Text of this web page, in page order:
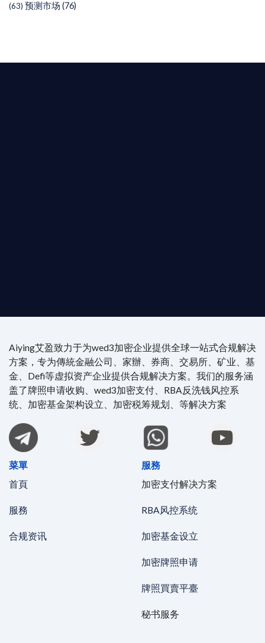
(63) 预测市场 (76)
Aiying艾盈致力于为wed3加密企业提供全球一站式合规解决
方案，专为傳統金融公司、家辦、券商、交易所、矿业、基
金、Defi等虚拟资产企业提供合规解决方案。我们的服务涵
盖了牌照申请收购、wed3加密支付、RBA反洗钱风控系
统、加密基金架构设立、加密税筹规划、等解决方案
菜單
首頁
服務
合规资讯
服務
加密支付解决方案
RBA风控系统
加密基金设立
加密牌照申请
牌照買賣平臺
秘书服务